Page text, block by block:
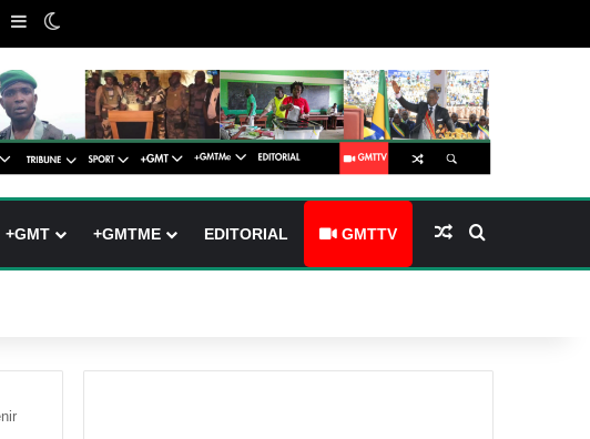
Sidebar (barre latérale)
Switch skin
+GMT +GMTME EDITORIAL GMTTV Article Aléatoire